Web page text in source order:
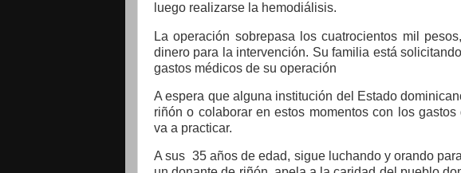
luego realizarse la hemodiálisis.
La operación sobrepasa los cuatrocientos mil
dinero para la intervención. Su familia está
gastos médicos de su operación
A espera que alguna institución del Estado
riñón o colaborar en estos momentos con los
va a practicar.
A sus 35 años de edad, sigue luchando y orando